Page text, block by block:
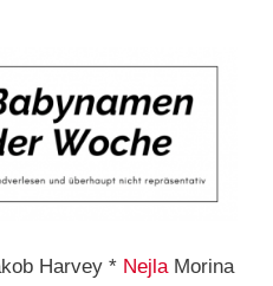
Harvey * Nejla Morina